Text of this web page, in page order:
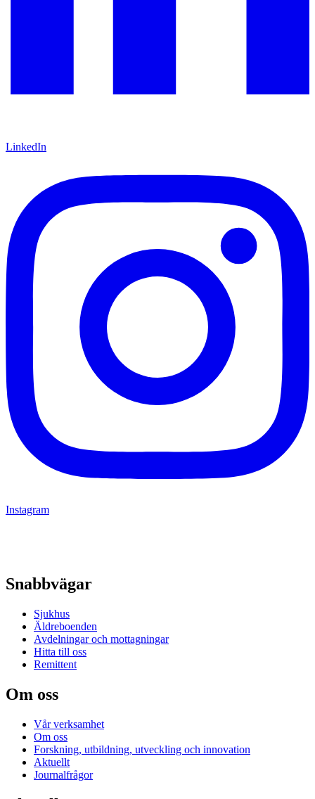
LinkedIn
Instagram
Snabbvägar
Sjukhus
Äldreboenden
Avdelningar och mottagningar
Hitta till oss
Remittent
Om oss
Vår verksamhet
Om oss
Forskning, utbildning, utveckling och innovation
Aktuellt
Journalfrågor